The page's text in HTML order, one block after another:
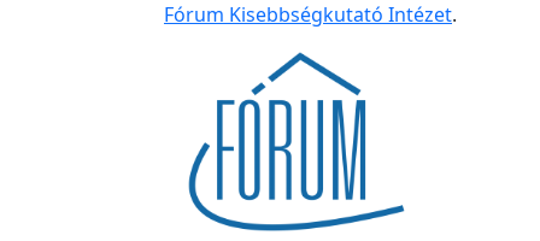
Fórum Kisebbségkutató Intézet.